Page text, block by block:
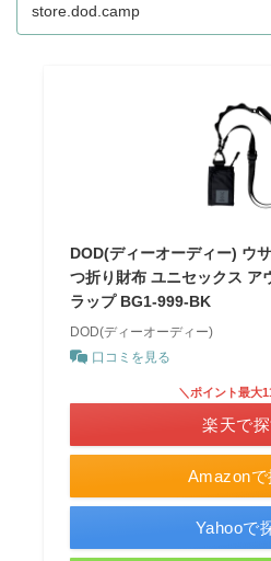
store.dod.camp
DOD(ディーオーディー) ウ
つ折り財布 ユニセックス ア
ラップ BG1-999-BK
DOD(ディーオーディー)
口コミを見る
Amazonで
＼ポイント最大
楽天で
Yahooで